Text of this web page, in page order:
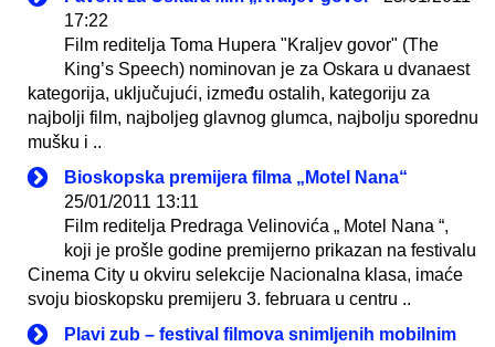
17:22
Film reditelja Toma Hupera "Kraljev govor" (The
King’s Speech) nominovan je za Oskara u dvanaest
kategorija, uključujući, između ostalih, kategoriju za
najbolji film, najboljeg glavnog glumca, najbolju sporednu
mušku i ..
Bioskopska premijera filma „Motel Nana“
25/01/2011 13:11
Film reditelja Predraga Velinovića „ Motel Nana “,
koji je prošle godine premijerno prikazan na festivalu
Cinema City u okviru selekcije Nacionalna klasa, imaće
svoju bioskopsku premijeru 3. februara u centru ..
Plavi zub – festival filmova snimljenih mobilnim